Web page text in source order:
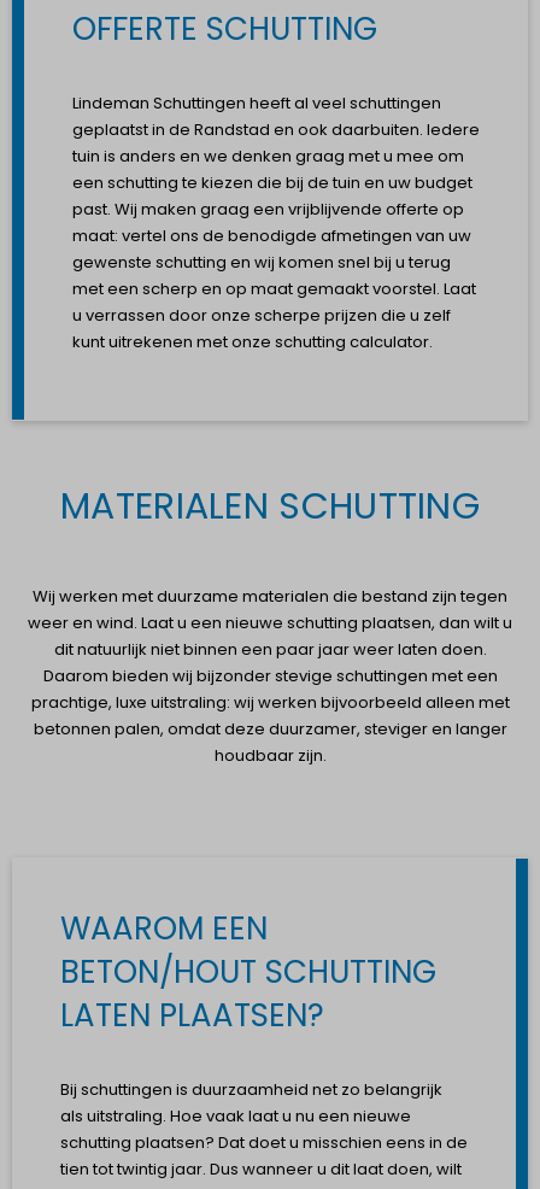
OFFERTE SCHUTTING
Lindeman Schuttingen heeft al veel schuttingen
geplaatst in de Randstad en ook daarbuiten. Iedere
tuin is anders en we denken graag met u mee om
een schutting te kiezen die bij de tuin en uw budget
past. Wij maken graag een vrijblijvende offerte op
maat: vertel ons de benodigde afmetingen van uw
gewenste schutting en wij komen snel bij u terug
met een scherp en op maat gemaakt voorstel. Laat
u verrassen door onze scherpe prijzen die u zelf
kunt uitrekenen met onze schutting calculator.
MATERIALEN SCHUTTING
Wij werken met duurzame materialen die bestand zijn tegen
weer en wind. Laat u een nieuwe schutting plaatsen, dan wilt u
dit natuurlijk niet binnen een paar jaar weer laten doen.
Daarom bieden wij bijzonder stevige schuttingen met een
prachtige, luxe uitstraling: wij werken bijvoorbeeld alleen met
betonnen palen, omdat deze duurzamer, steviger en langer
houdbaar zijn.
WAAROM EEN
BETON/HOUT SCHUTTING
LATEN PLAATSEN?
Bij schuttingen is duurzaamheid net zo belangrijk
als uitstraling. Hoe vaak laat u nu een nieuwe
schutting plaatsen? Dat doet u misschien eens in de
tien tot twintig jaar. Dus wanneer u dit laat doen, wilt